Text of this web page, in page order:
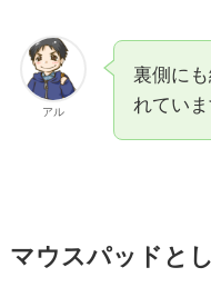
アル
裏側に
れていま
マウスパッドと